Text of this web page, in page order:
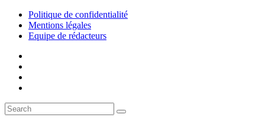
Politique de confidentialité
Mentions légales
Equipe de rédacteurs